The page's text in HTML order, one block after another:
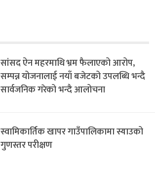
सांसद ऐन महरमाथि भ्रम फैलाएको आरोप,
सम्पन्न योजनालाई नयाँ बजेटको उपलब्धि भन्दै
सार्वजनिक गरेको भन्दै आलोचना
स्वामिकार्तिक खापर गाउँपालिकामा स्याउको
गुणस्तर परीक्षण